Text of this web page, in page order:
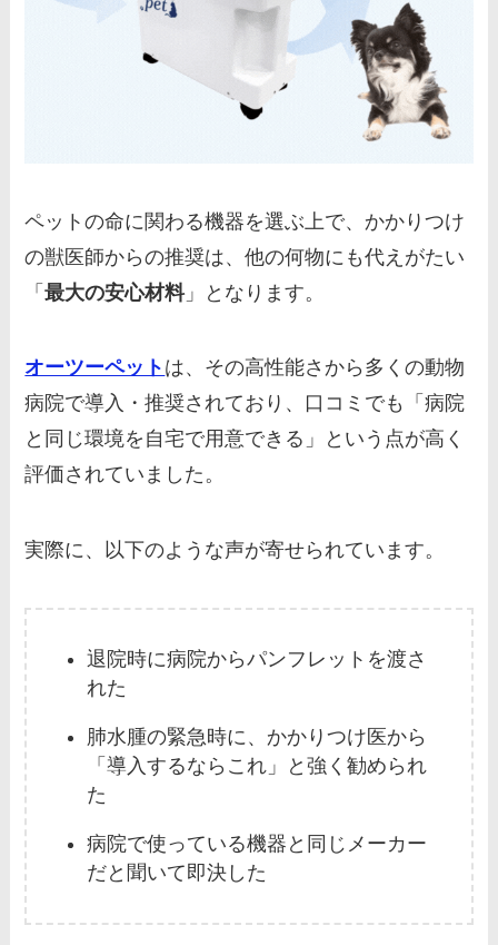
ペットの命に関わる機器を選ぶ上で、かかりつけ
の獣医師からの推奨は、他の何物にも代えがたい
「最大の安心材料」となります。
オーツーペット は、その高性能さから多くの動物
病院で導入・推奨されており、口コミでも「病院
と同じ環境を自宅で用意できる」という点が高く
評価されていました。
実際に、以下のような声が寄せられています。
退院時に病院からパンフレットを渡さ
れた
肺水腫の緊急時に、かかりつけ医から
「導入するならこれ」と強く勧められ
た
病院で使っている機器と同じメーカー
だと聞いて即決した